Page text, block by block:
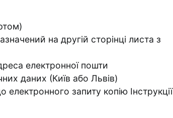
на другій сторінці листа з
електронної пошти
даних (Київ або Львів)
запиту копію Інструкції